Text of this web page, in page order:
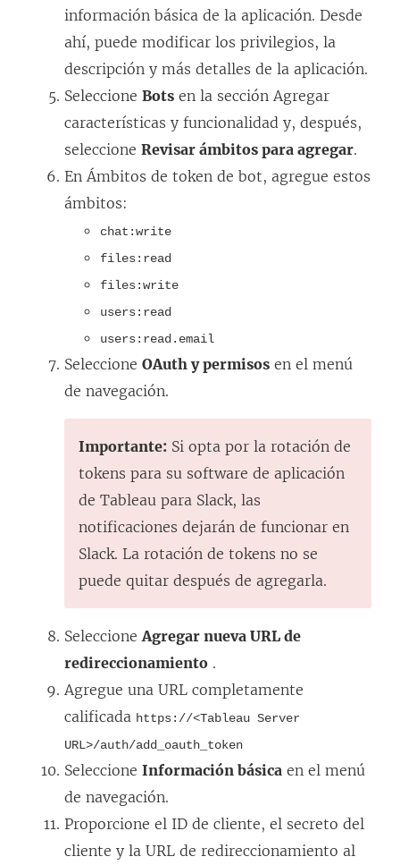
s
e
a
b
r
e
e
n
a
n
a
u
e
v
a
información básica de la aplicación. Desde
ahí, puede modificar los privilegios, la
descripción y más detalles de la aplicación.
Seleccione Bots en la sección Agregar
características y funcionalidad y, después,
seleccione Revisar ámbitos para agregar.
En Ámbitos de token de bot, agregue estos
ámbitos:
chat:write
files:read
files:write
users:read
users:read.email
Seleccione OAuth y permisos en el menú
de navegación.
Importante: Si opta por la rotación de
tokens para su software de aplicación
de Tableau para Slack, las
notificaciones dejarán de funcionar en
Slack. La rotación de tokens no se
puede quitar después de agregarla.
Seleccione Agregar nueva URL de
redireccionamiento .
Agregue una URL completamente
calificada https://<Tableau Server
URL>/auth/add_oauth_token
Seleccione Información básica en el menú
de navegación.
Proporcione el ID de cliente, el secreto del
cliente y la URL de redireccionamiento al